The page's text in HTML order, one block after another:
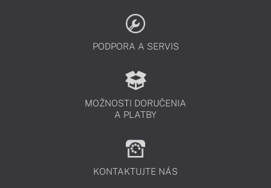
PODPORA A SERVIS
MOŽNOSTI DORUČENIA
A PLATBY
KONTAKTUJTE NÁS